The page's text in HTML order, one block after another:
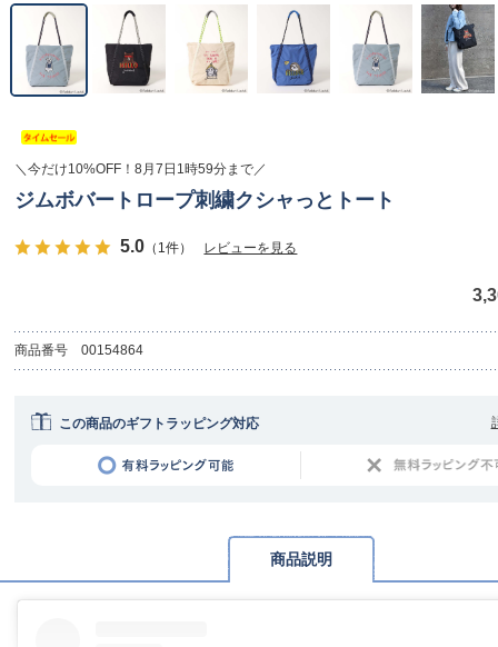
＼今だけ10%OFF！8月7日1時59分まで／
ジムボバートロープ刺繍クシャっとトート
5.0 （1件） レビューを見る
商品番号 00154864
この商品のギフトラッピング対応
商品説明